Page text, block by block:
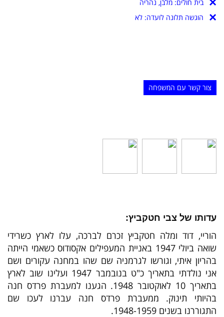
בית חולים: מלבן, נהריה
הוגשה תלונה לועדה: לא
צור קשר עם המשפחה
עדותו של צבי חטקביץ:
הוריי, דוד ומלה חטקביץ זכרם לברכה, עלו לארץ כשרידי
שואה ביולי 1947 באניית המעפילים אקסודוס כשאמי הייתה
בהריון איתי, וגורשו לגרמניה שם שהו במחנה עקורים ושם
אני נולדתי בתאריך כ"ט בנובמבר 1947 ועלינו שוב לארץ
בתאריך 10 לאוקטובר 1948. הגענו למעברת פרדס חנה
בהיותי תינוק. ממעברת פרדס חנה עברנו לעכו שם
התגוררנו בשנים 1948-1959.